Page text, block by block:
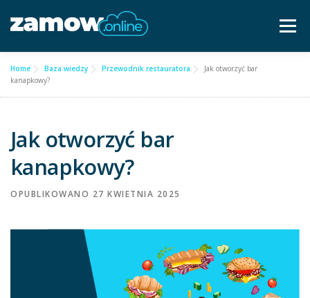
do
Menu
Dla gastronomii ▿ Częste pytania
Baza wiedzy Kontakt ▿
Bezpłatna konsultacja
Home Baza wiedzy Przewodnik restauratora
Jak otworzyć bar
kanapkowy?
Jak otworzyć bar
kanapkowy?
OPUBLIKOWANO 27 KWIETNIA 2025